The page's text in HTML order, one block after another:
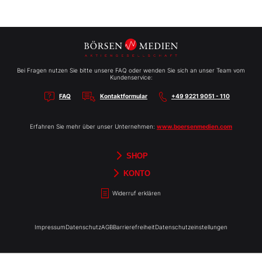
Bei Fragen nutzen Sie bitte unsere FAQ oder wenden Sie sich an unser Team vom
Kundenservice:
FAQ Kontaktformular +49 9221 9051 - 110
Erfahren Sie mehr über unser Unternehmen: www.boersenmedien.com
SHOP
Börsenbriefe
Aktien-Reports
HEBELTRADER
TradingDay
Newsletter
Merchandise
Gutscheine
KONTO
Widerruf erklären
ImpressumDatenschutzAGBBarrierefreiheitDatenschutzeinstellungen